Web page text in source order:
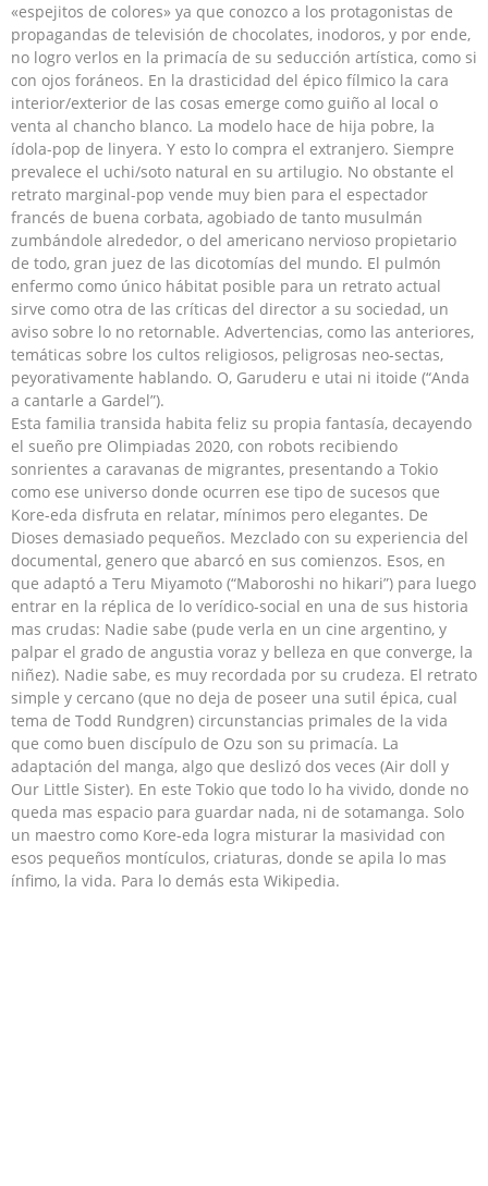
«espejitos de colores» ya que conozco a los protagonistas de
propagandas de televisión de chocolates, inodoros, y por ende,
no logro verlos en la primacía de su seducción artística, como si
con ojos foráneos. En la drasticidad del épico fílmico la cara
interior/exterior de las cosas emerge como guiño al local o
venta al chancho blanco. La modelo hace de hija pobre, la
ídola-pop de linyera. Y esto lo compra el extranjero. Siempre
prevalece el uchi/soto natural en su artilugio. No obstante el
retrato marginal-pop vende muy bien para el espectador
francés de buena corbata, agobiado de tanto musulmán
zumbándole alrededor, o del americano nervioso propietario
de todo, gran juez de las dicotomías del mundo. El pulmón
enfermo como único hábitat posible para un retrato actual
sirve como otra de las críticas del director a su sociedad, un
aviso sobre lo no retornable. Advertencias, como las anteriores,
temáticas sobre los cultos religiosos, peligrosas neo-sectas,
peyorativamente hablando. O, Garuderu e utai ni itoide (“Anda
a cantarle a Gardel”).
Esta familia transida habita feliz su propia fantasía, decayendo
el sueño pre Olimpiadas 2020, con robots recibiendo
sonrientes a caravanas de migrantes, presentando a Tokio
como ese universo donde ocurren ese tipo de sucesos que
Kore-eda disfruta en relatar, mínimos pero elegantes. De
Dioses demasiado pequeños. Mezclado con su experiencia del
documental, genero que abarcó en sus comienzos. Esos, en
que adaptó a Teru Miyamoto (“Maboroshi no hikari”) para luego
entrar en la réplica de lo verídico-social en una de sus historia
mas crudas: Nadie sabe (pude verla en un cine argentino, y
palpar el grado de angustia voraz y belleza en que converge, la
niñez). Nadie sabe, es muy recordada por su crudeza. El retrato
simple y cercano (que no deja de poseer una sutil épica, cual
tema de Todd Rundgren) circunstancias primales de la vida
que como buen discípulo de Ozu son su primacía. La
adaptación del manga, algo que deslizó dos veces (Air doll y
Our Little Sister). En este Tokio que todo lo ha vivido, donde no
queda mas espacio para guardar nada, ni de sotamanga. Solo
un maestro como Kore-eda logra misturar la masividad con
esos pequeños montículos, criaturas, donde se apila lo mas
ínfimo, la vida. Para lo demás esta Wikipedia.